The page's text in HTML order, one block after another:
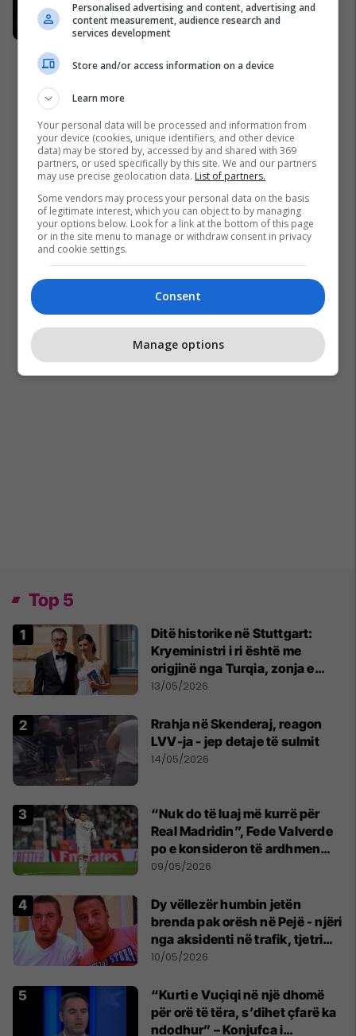
Kosovë, ofron zbritje deri në 50%
SKECHERS
Top 5
Ditë historike në Stuttgart:
Kryeministri i ri është me
origjinë nga Turqia, zonja e
parë një shqiptare nga
13/05/2026
Rrahja në Skenderaj, reagon
LVV-ja - jep detaje të sulmit
14/05/2026
“Nuk do të luaj më kurrë për
Real Madridin”, Fede Valverde
po e konsideron të ardhmen
pas sherrit me Tchouamenin
09/05/2026
Dy vëllezër humbin jetën
brenda pak orësh në Pejë - njëri
nga aksidenti në trafik, tjetri
nga sëmundja
10/05/2026
“Kurti e Vuçiqi në një dhomë
për orë të tëra, s’dihet çfarë ka
ndodhur” – Konjufca i
Personalised advertising and content, advertising and
content measurement, audience research and
services development
Store and/or access information on a device
Learn more
Your personal data will be processed and information from
your device (cookies, unique identifiers, and other device
data) may be stored by, accessed by and shared with 369
partners, or used specifically by this site. We and our partners
may use precise geolocation data. List of partners.
Some vendors may process your personal data on the basis
of legitimate interest, which you can object to by managing
your options below. Look for a link at the bottom of this page
or in the site menu to manage or withdraw consent in privacy
and cookie settings.
Consent
Manage options